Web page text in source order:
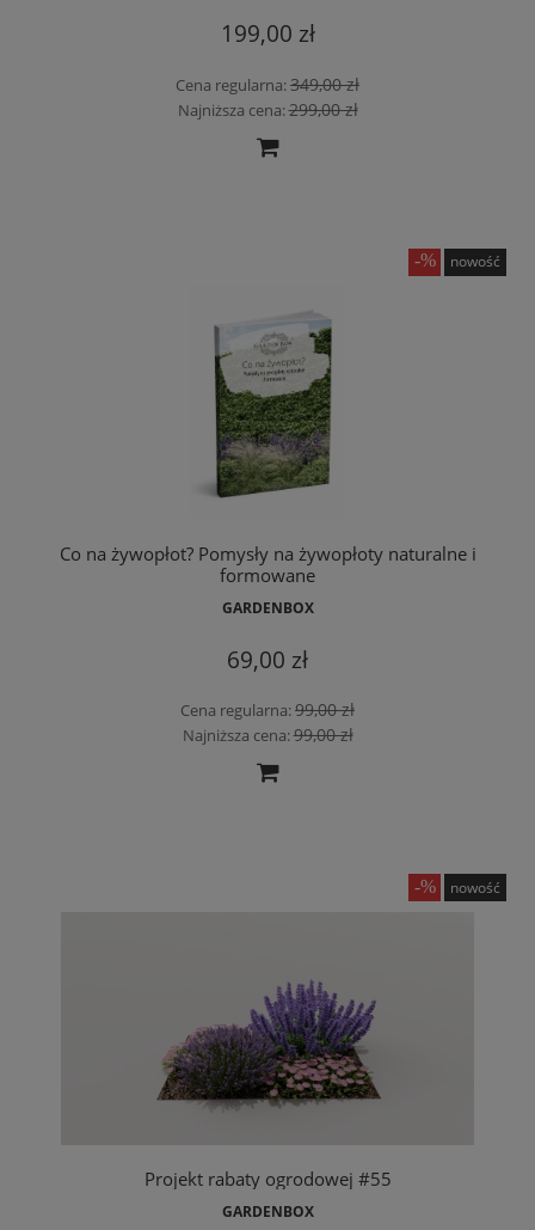
199,00 zł
Cena regularna:349,00 zł
Najniższa cena:299,00 zł
Co na żywopłot? Pomysły na żywopłoty naturalne i
formowane
GARDENBOX
69,00 zł
Cena regularna:99,00 zł
Najniższa cena:99,00 zł
nowość
Projekt rabaty ogrodowej #55
GARDENBOX
nowość